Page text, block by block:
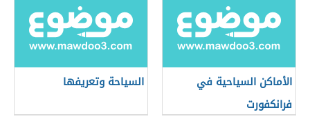
الأماكن السياحية في
فرانكفورت
السياحة وتعريفها